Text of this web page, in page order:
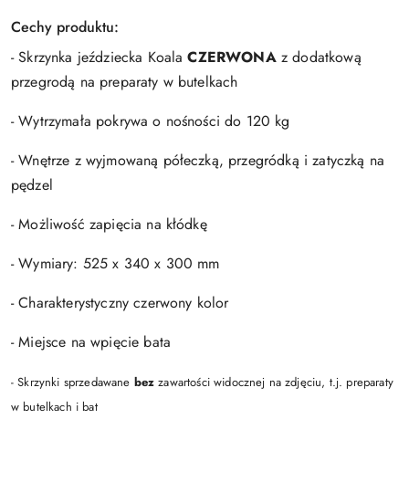
Cechy produktu:
- Skrzynka jeździecka KoalaCZERWONAz dodatkową
przegrodą na preparaty w butelkach
- Wytrzymała pokrywa o nośności do 120 kg
- Wnętrze z wyjmowaną półeczką, przegródką i zatyczką na
pędzel
- Możliwość zapięcia na kłódkę
- Wymiary: 525 x 340 x 300 mm
- Charakterystyczny czerwony kolor
- Miejsce na wpięcie bata
- Skrzynki sprzedawane bezzawartości widocznej na zdjęciu, t.j. preparaty
w butelkach i bat